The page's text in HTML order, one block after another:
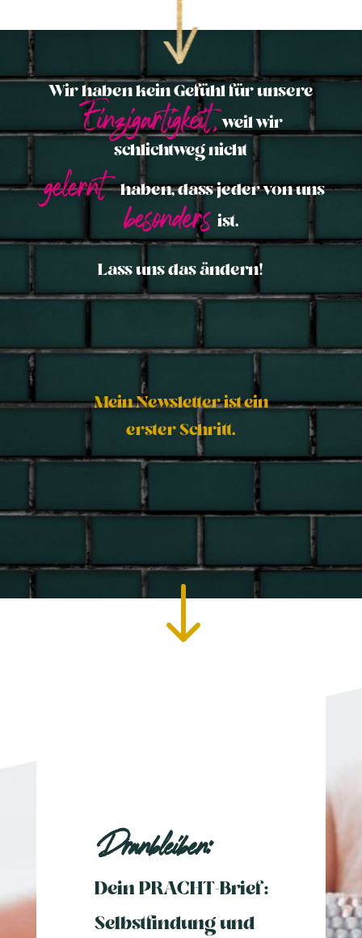
Wir haben kein Gefühl für unsere
Einzigartigkeit,weil wir
schlichtweg nicht
gelernthaben, dass jeder von uns
besonders ist.
Lass uns das ändern!
Mein Newsletter ist ein
erster Schritt.
"
Dranbleiben:
Dein PRACHT-Brief:
Selbstfindung und